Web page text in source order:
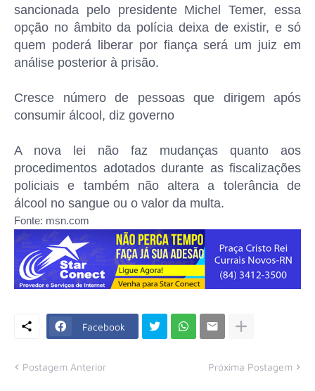
sancionada pelo presidente Michel Temer, essa
opção no âmbito da polícia deixa de existir, e só
quem poderá liberar por fiança será um juiz em
análise posterior à prisão.
Cresce número de pessoas que dirigem após
consumir álcool, diz governo
A nova lei não faz mudanças quanto aos
procedimentos adotados durante as fiscalizações
policiais e também não altera a tolerância de
álcool no sangue ou o valor da multa.
Fonte: msn.com
Facebook
Postagem Anterior Próxima Postagem